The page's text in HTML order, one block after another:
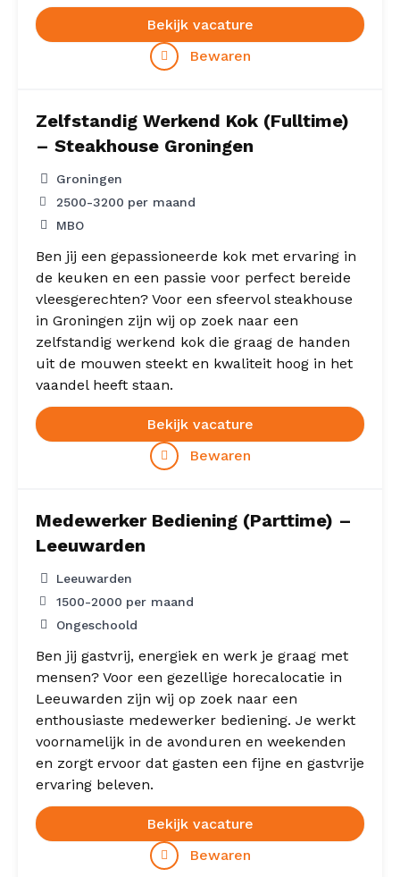
Bekijk vacature
Bewaren
Zelfstandig Werkend Kok (Fulltime)
– Steakhouse Groningen
Groningen
2500-3200 per maand
MBO
Ben jij een gepassioneerde kok met ervaring in
de keuken en een passie voor perfect bereide
vleesgerechten? Voor een sfeervol steakhouse
in Groningen zijn wij op zoek naar een
zelfstandig werkend kok die graag de handen
uit de mouwen steekt en kwaliteit hoog in het
vaandel heeft staan.
Bekijk vacature
Bewaren
Medewerker Bediening (Parttime) –
Leeuwarden
Leeuwarden
1500-2000 per maand
Ongeschoold
Ben jij gastvrij, energiek en werk je graag met
mensen? Voor een gezellige horecalocatie in
Leeuwarden zijn wij op zoek naar een
enthousiaste medewerker bediening. Je werkt
voornamelijk in de avonduren en weekenden
en zorgt ervoor dat gasten een fijne en gastvrije
ervaring beleven.
Bekijk vacature
Bewaren